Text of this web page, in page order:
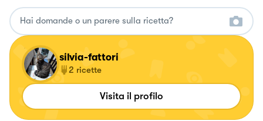
silvia-fattori
2 ricette
Visita il profilo